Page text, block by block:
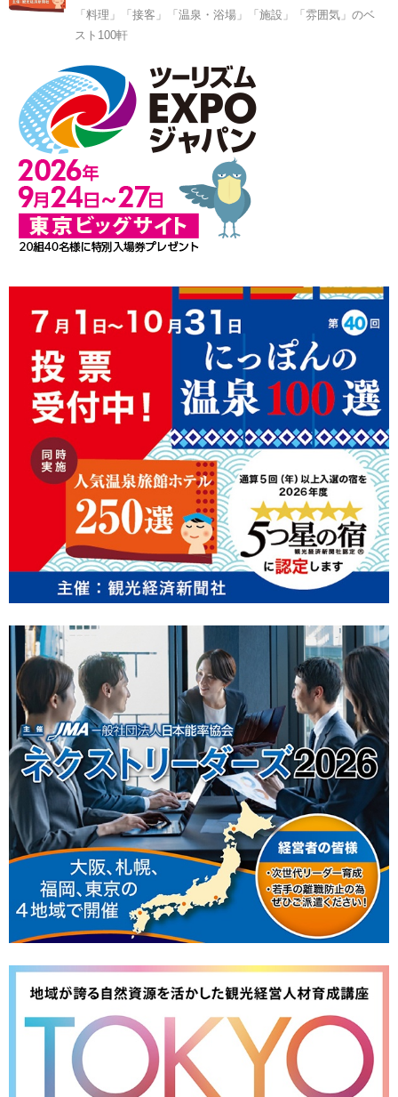
「料理」「接客」「温泉・浴場」「施設」「雰囲気」のベ
スト100軒